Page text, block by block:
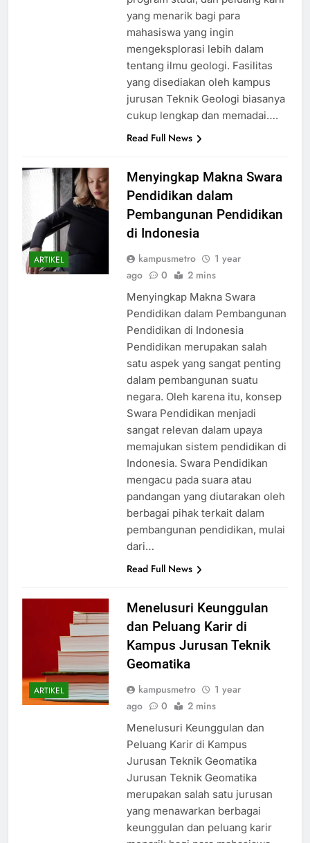
yang menarik bagi para
mahasiswa yang ingin
mengeksplorasi lebih dalam
tentang ilmu geologi. Fasilitas
yang disediakan oleh kampus
jurusan Teknik Geologi biasanya
cukup lengkap dan memadai….
Read Full News
ARTIKEL
Menyingkap Makna Swara
Pendidikan dalam
Pembangunan Pendidikan
di Indonesia
kampusmetro
1 year
ago
0 2 mins
Menyingkap Makna Swara
Pendidikan dalam Pembangunan
Pendidikan di Indonesia
Pendidikan merupakan salah
satu aspek yang sangat penting
dalam pembangunan suatu
negara. Oleh karena itu, konsep
Swara Pendidikan menjadi
sangat relevan dalam upaya
memajukan sistem pendidikan di
Indonesia. Swara Pendidikan
mengacu pada suara atau
pandangan yang diutarakan oleh
berbagai pihak terkait dalam
pembangunan pendidikan, mulai
dari…
Read Full News
ARTIKEL
Menelusuri Keunggulan
dan Peluang Karir di
Kampus Jurusan Teknik
Geomatika
kampusmetro
1 year
ago
0 2 mins
Menelusuri Keunggulan dan
Peluang Karir di Kampus
Jurusan Teknik Geomatika
Jurusan Teknik Geomatika
merupakan salah satu jurusan
yang menawarkan berbagai
keunggulan dan peluang karir